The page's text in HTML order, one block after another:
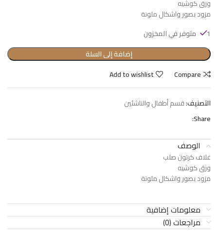
ورق كوشيه
مزود بصور واشكال ملونة
1 متوفر في المخزون
إضافة إلى السلة
Compare
Add to wishlist
التصنيف:قسم أطفال والناشئين
Share:
الوصف
غلاف كرتون صلب
ورق كوشيه
مزود بصور واشكال ملونة
معلومات إضافية
مراجعات (0)